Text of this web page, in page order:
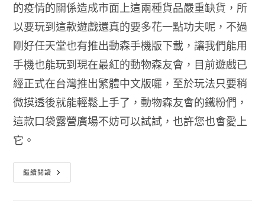
的疫情的關係造成市面上這兩種貨品嚴重缺貨，所
以要玩到這款遊戲還真的要多花一點功夫呢，不過
剛好任天堂也有推出動森手機版下載，讓我們能用
手機也能玩到現在最紅的動物森友會，目前遊戲已
經正式在台灣推出繁體中文版囉，至於玩法只要稍
微摸透後就能輕鬆上手了，動物森友會的鐵粉們，
這款口袋露營廣場不妨可以試試，也許您也會愛上
它。
繼續閱讀 動
森